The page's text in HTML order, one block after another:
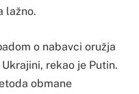
lažno.
o nabavci oružja
rekao je Putin.
obmane